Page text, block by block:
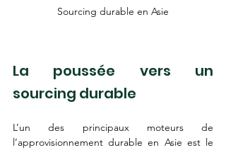
Sourcing durable en Asie
La poussée vers un
sourcing durable
L’un des principaux moteurs de
l’approvisionnement durable en Asie est le